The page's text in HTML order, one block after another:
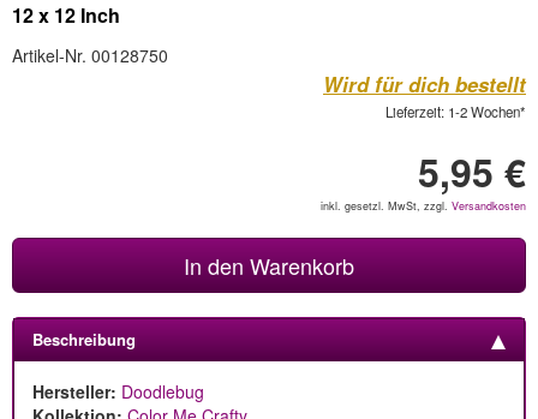
12 x 12 Inch
Artikel-Nr. 00128750
Wird für dich bestellt
Lieferzeit: 1-2 Wochen*
5,95 €
inkl. gesetzl. MwSt, zzgl. Versandkosten
In den Warenkorb
Beschreibung
Hersteller: Doodlebug